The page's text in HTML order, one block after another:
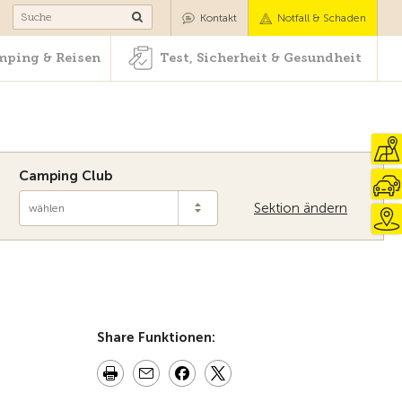
& Reisen Test, Sicherheit & Gesundheit
Kontakt Notfall & Schaden
& Reisen Test, Sicherheit & Gesundheit
Sektion ändern
Camping Club
wählen
Share Funktionen: